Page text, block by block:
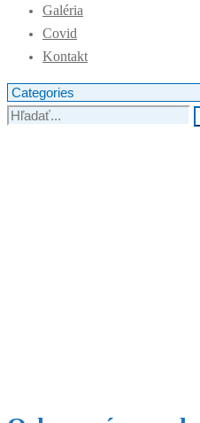
Galéria
Covid
Kontakt